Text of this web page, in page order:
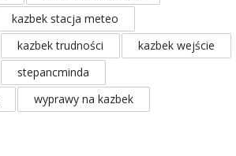
kazbek stacja meteo
kazbek trudności
kazbek wejście
stepancminda
wyprawy na kazbek